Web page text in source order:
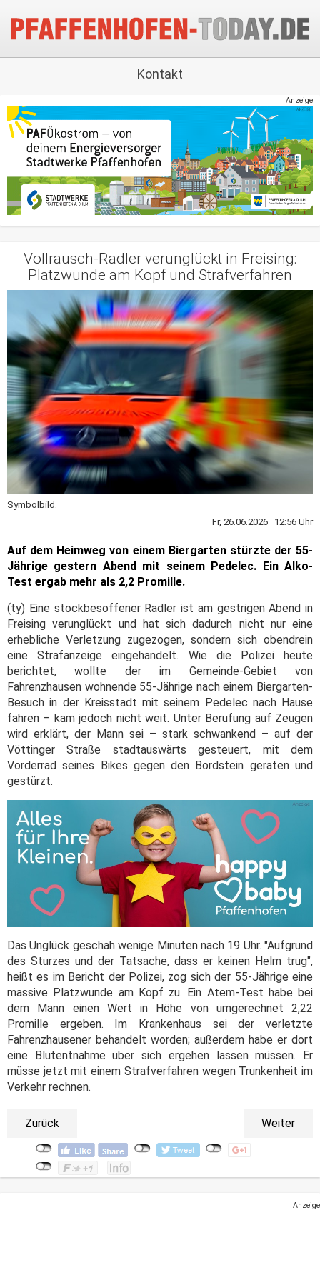
Kontakt
Anzeige
Vollrausch-Radler verunglückt in Freising:
Platzwunde am Kopf und Strafverfahren
Symbolbild.
Fr, 26.06.2026 12:56 Uhr
Auf dem Heimweg von einem Biergarten stürzte der 55-
Jährige gestern Abend mit seinem Pedelec. Ein Alko-
Test ergab mehr als 2,2 Promille.
(ty) Eine stockbesoffener Radler ist am gestrigen Abend in
Freising verunglückt und hat sich dadurch nicht nur eine
erhebliche Verletzung zugezogen, sondern sich obendrein
eine Strafanzeige eingehandelt. Wie die Polizei heute
berichtet, wollte der im Gemeinde-Gebiet von
Fahrenzhausen wohnende 55-Jährige nach einem Biergarten-
Besuch in der Kreisstadt mit seinem Pedelec nach Hause
fahren – kam jedoch nicht weit. Unter Berufung auf Zeugen
wird erklärt, der Mann sei – stark schwankend – auf der
Vöttinger Straße stadtauswärts gesteuert, mit dem
Vorderrad seines Bikes gegen den Bordstein geraten und
gestürzt.
Das Unglück geschah wenige Minuten nach 19 Uhr. "Aufgrund
des Sturzes und der Tatsache, dass er keinen Helm trug",
heißt es im Bericht der Polizei, zog sich der 55-Jährige eine
massive Platzwunde am Kopf zu. Ein Atem-Test habe bei
dem Mann einen Wert in Höhe von umgerechnet 2,22
Promille ergeben. Im Krankenhaus sei der verletzte
Fahrenzhausener behandelt worden; außerdem habe er dort
eine Blutentnahme über sich ergehen lassen müssen. Er
müsse jetzt mit einem Strafverfahren wegen Trunkenheit im
Verkehr rechnen.
Zurück Weiter
Anzeige